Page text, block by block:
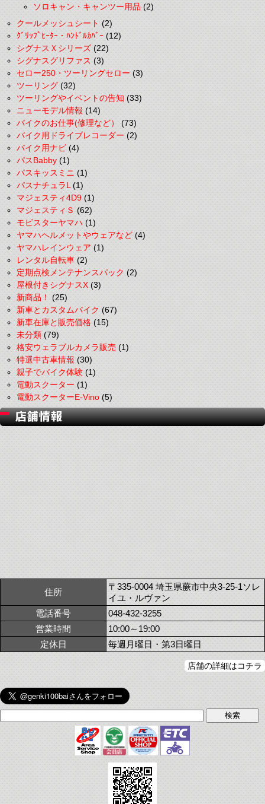
ソロキャン・キャンツー用品(2)
クールメッシュシート(2)
ｸﾞﾘｯﾌﾟﾋｰﾀｰ・ﾊﾝﾄﾞﾙｶﾊﾞｰ(12)
シグナスＸシリーズ(22)
シグナスグリファス(3)
セロー250・ツーリングセロー(3)
ツーリング(32)
ツーリングやイベントの告知(33)
ニューモデル情報(14)
バイクのお仕事(修理など）(73)
バイク用ドライブレコーダー(2)
バイク用ナビ(4)
パスBabby(1)
パスキッスミニ(1)
パスナチュラL(1)
マジェスティ4D9(1)
マジェスティＳ(62)
モビスターヤマハ(1)
ヤマハヘルメットやウェアなど(4)
ヤマハレインウェア(1)
レンタル自転車(2)
定期点検メンテナンスパック(2)
屋根付きシグナスX(3)
新商品！(25)
新車とカスタムバイク(67)
新車在庫と販売価格(15)
未分類(79)
格安ウェラブルカメラ販売(1)
特選中古車情報(30)
親子でバイク体験(1)
電動スクーター(1)
電動スクーターE-Vino(5)
住所
〒335-0004 埼玉県蕨市中央3-25-1ソレ
イユ・ルヴァン
電話番号
048-432-3255
営業時間
10:00～19:00
定休日
毎週月曜日・第3日曜日
店舗の詳細はコチラ